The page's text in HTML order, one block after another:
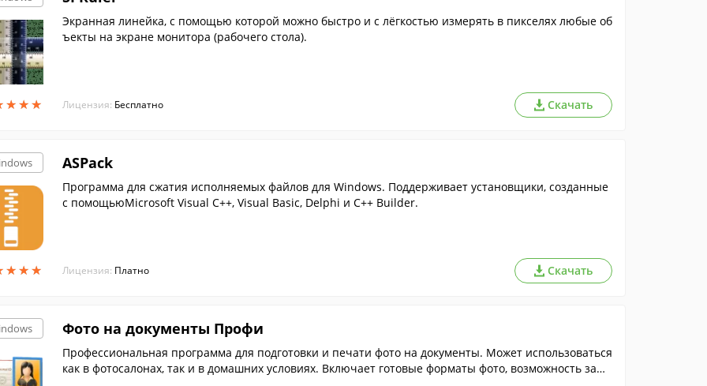
★★★
★★★
Экранная линейка, с помощью которой можно быстро и с лёгкостью измерять в пикселях любые об
ъекты на экране монитора (рабочего стола).
Лицензия: Бесплатно Скачать
★★★
★★★
ASPack
Программа для сжатия исполняемых файлов для Windows. Поддерживает установщики, созданные
с помощьюMicrosoft Visual C++, Visual Basic, Delphi и C++ Builder.
Лицензия: Платно Скачать
Фото на документы Профи
Профессиональная программа для подготовки и печати фото на документы. Может использоваться
как в фотосалонах, так и в домашних условиях. Включает готовые форматы фото, возможность заме